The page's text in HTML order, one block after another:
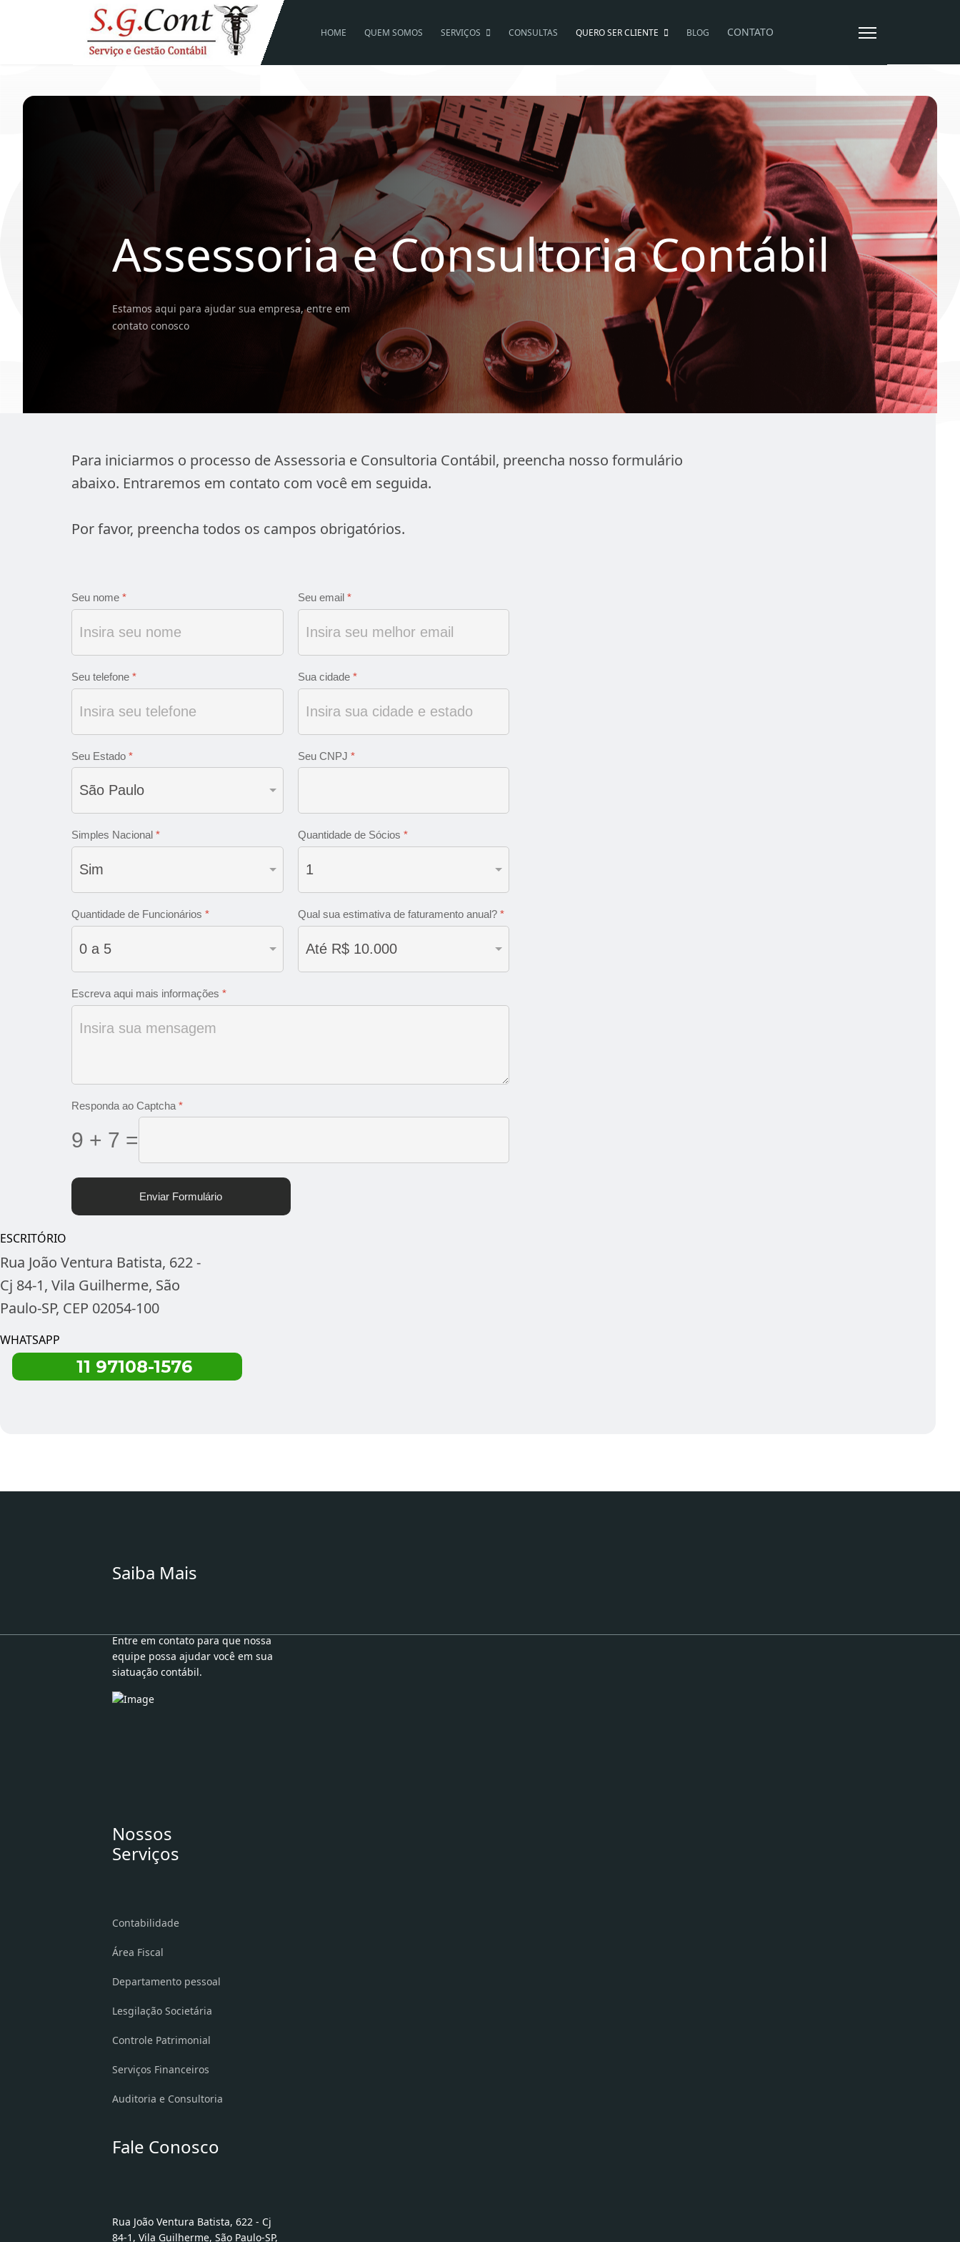
HOME QUEM SOMOS SERVIÇOS CONSULTAS QUERO SER CLIENTE BLOG CONTATO
Assessoria e Consultoria Contábil
Estamos aqui para ajudar sua empresa, entre em
contato conosco
Para iniciarmos o processo de Assessoria e Consultoria Contábil, preencha nosso formulário
abaixo. Entraremos em contato com você em seguida.
Por favor, preencha todos os campos obrigatórios.
Seu nome * Seu email *
Seu telefone * Sua cidade *
Seu Estado * Seu CNPJ *
Simples Nacional * Quantidade de Sócios *
Quantidade de Funcionários * Qual sua estimativa de faturamento anual? *
Escreva aqui mais informações *
Responda ao Captcha *
9 + 7 =
Enviar Formulário
ESCRITÓRIO
Rua João Ventura Batista, 622 -
Cj 84-1, Vila Guilherme, São
Paulo-SP, CEP 02054-100
WHATSAPP
11 97108-1576
Saiba Mais
Entre em contato para que nossa
equipe possa ajudar você em sua
siatuação contábil.
Nossos
Serviços
Contabilidade
Área Fiscal
Departamento pessoal
Lesgilação Societária
Controle Patrimonial
Serviços Financeiros
Auditoria e Consultoria
Fale Conosco
Rua João Ventura Batista, 622 - Cj
84-1, Vila Guilherme, São Paulo-SP,